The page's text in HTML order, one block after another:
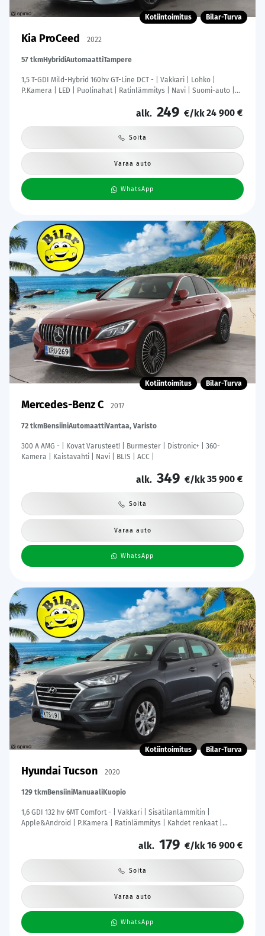
Kotiintoimitus Bilar-Turva
Kia ProCeed 2022
57 tkmHybridiAutomaattiTampere
1,5 T-GDI Mild-Hybrid 160hv GT-Line DCT - | Vakkari | Lohko |
P.Kamera | LED | Puolinahat | Ratinlämmitys | Navi | Suomi-auto |
alk. 249 €/kk24 900 €
Soita
Varaa auto
WhatsApp
Kotiintoimitus Bilar-Turva
Mercedes-Benz C 2017
72 tkmBensiiniAutomaattiVantaa, Varisto
300 A AMG - | Kovat Varusteet! | Burmester | Distronic+ | 360-
Kamera | Kaistavahti | Navi | BLIS | ACC |
alk. 349 €/kk35 900 €
Soita
Varaa auto
WhatsApp
Kotiintoimitus Bilar-Turva
Hyundai Tucson 2020
129 tkmBensiiniManuaali Kuopio
1,6 GDI 132 hv 6MT Comfort - | Vakkari | Sisätilanlämmitin |
Apple&Android | P.Kamera | Ratinlämmitys | Kahdet renkaat |
alk. 179 €/kk16 900 €
Soita
Varaa auto
WhatsApp